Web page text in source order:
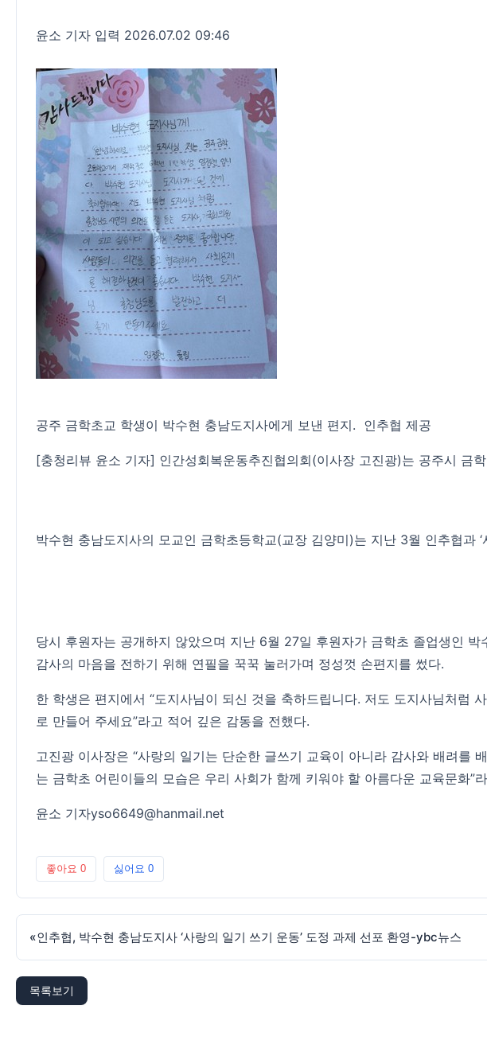
윤소 기자 입력 2026.07.02 09:46
공주 금학초교 학생이 박수현 충남도지사에게 보낸 편지. 인추협 제공
[충청리뷰 윤소 기자] 인간성회복운동추진협의회(이사장 고진광)는 공주시 금
박수현 충남도지사의 모교인 금학초등학교(교장 김양미)는 지난 3월 인추협과
당시 후원자는 공개하지 않았으며 지난 6월 27일 후원자가 금학초 졸업생인
감사의 마음을 전하기 위해 연필을 꾹꾹 눌러가며 정성껏 손편지를 썼다.
한 학생은 편지에서 “도지사님이 되신 것을 축하드립니다. 저도 도지사님처럼
로 만들어 주세요”라고 적어 깊은 감동을 전했다.
고진광 이사장은 “사랑의 일기는 단순한 글쓰기 교육이 아니라 감사와 배려를
는 금학초 어린이들의 모습은 우리 사회가 함께 키워야 할 아름다운 교육문화”
윤소 기자yso6649@hanmail.net
좋아요 0 싫어요 0
«인추협, 박수현 충남도지사 ‘사랑의 일기 쓰기 운동’ 도정 과제 선포 환영-ybc뉴스
목록보기